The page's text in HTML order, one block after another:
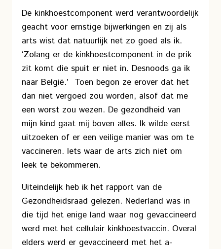
De kinkhoestcomponent werd verantwoordelijk
geacht voor ernstige bijwerkingen en zij als
arts wist dat natuurlijk net zo goed als ik.
‘Zolang er de kinkhoestcomponent in de prik
zit komt die spuit er niet in. Desnoods ga ik
naar België.’ Toen begon ze erover dat het
dan niet vergoed zou worden, alsof dat me
een worst zou wezen. De gezondheid van
mijn kind gaat mij boven alles. Ik wilde eerst
uitzoeken of er een veilige manier was om te
vaccineren. Iets waar de arts zich niet om
leek te bekommeren.
Uiteindelijk heb ik het rapport van de
Gezondheidsraad gelezen. Nederland was in
die tijd het enige land waar nog gevaccineerd
werd met het cellulair kinkhoestvaccin. Overal
elders werd er gevaccineerd met het a-